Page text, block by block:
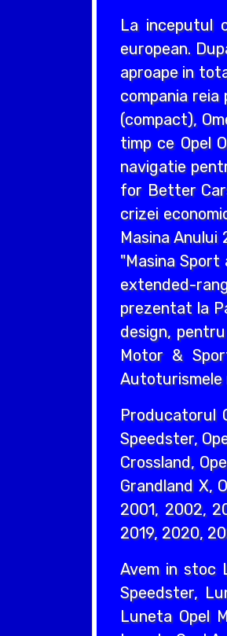
La inceputul
european.
aproape in
compania reia
(compact),
timp ce Opel
navigatie
for Better
crizei
Masina
"Masina
extended-
prezentat la
design,
Motor &
Autoturismele
Producatorul
Speedster,
Crossland,
Grandland X,
2001, 2002,
2019, 2020,
Avem in stoc
Speedster,
Luneta Opel